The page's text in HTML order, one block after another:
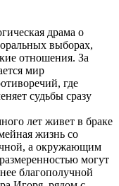
драма о
выборах,
отношения. За
мир
где
судьбы сразу
лет живет в браке
жизнь со
а окружающим
могут
благополучной